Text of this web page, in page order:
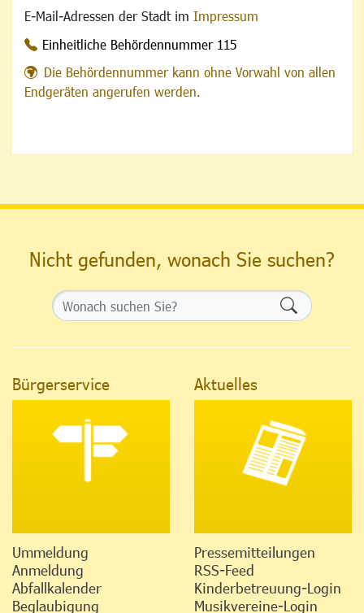
E-Mail-Adressen der Stadt im Impressum
Einheitliche Behördennummer 115
Die Behördennummer kann ohne Vorwahl von allen
Endgeräten angerufen werden.
Nicht gefunden, wonach Sie suchen?
Bürgerservice
Ummeldung
Anmeldung
Abfallkalender
Beglaubigung
Aktuelles
Pressemitteilungen
RSS-Feed
Kinderbetreuung-Login
Musikvereine-Login